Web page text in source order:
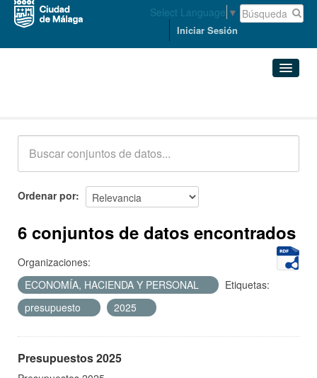
Select Language ▼
Iniciar Sesión
Acerca de
Ordenar por
6 conjuntos de datos encontrados
Organizaciones:
ECONOMÍA, HACIENDA Y PERSONAL
Etiquetas:
presupuesto
2025
Presupuestos 2025